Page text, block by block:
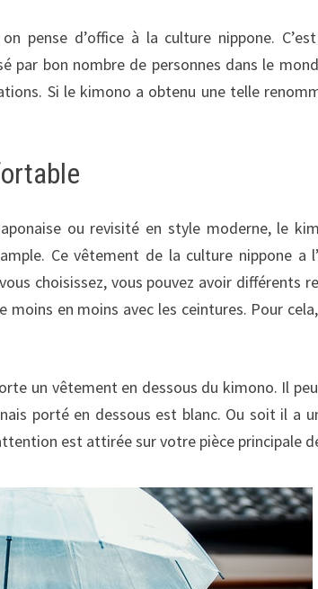
pense d’office à la culture nippone.
par bon nombre de personnes dans le
Si le kimono a obtenu une telle
ou revisité en style moderne, le
Ce vêtement de la culture nippone a
choisissez, vous pouvez avoir différents
en moins avec les ceintures. Pour cela,
un vêtement en dessous du kimono. Il
porté en dessous est blanc. Ou soit il a
est attirée sur votre pièce principale